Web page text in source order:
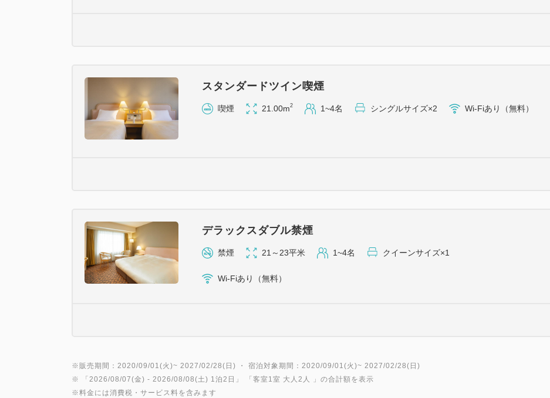
スタンダードツイン喫煙
喫煙 21.00m2 1~4名 シングルサイズ×2 Wi-Fiあり（無料）
デラックスダブル禁煙
禁煙 21～23平米 1~4名 クイーンサイズ×1
Wi-Fiあり（無料）
※販売期間：2020/09/01(火)~ 2027/02/28(日) ・ 宿泊対象期間：2020/09/01(火)~ 2027/02/28(日)
※ 「 2026/08/07(金) - 2026/08/08(土) 1泊2日 」 「 客室1室 大人2人
」の合計額を表示
※料金には消費税・サービス料を含みます